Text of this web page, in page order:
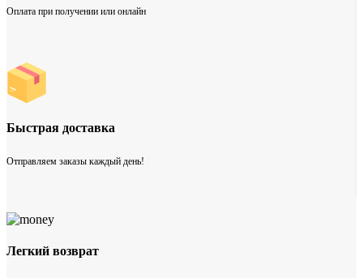
Оплата при получении или онлайн
Быстрая доставка
Отправляем заказы каждый день!
Легкий возврат